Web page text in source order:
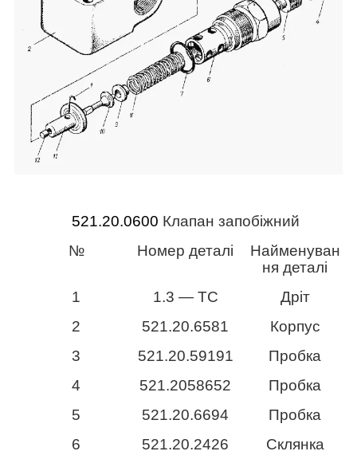
521.20.0600 Клапан запобіжний
№
Номер деталі
Найменуван
ня деталі
1
1.3 ― ТС
Дріт
2
521.20.6581
Корпус
3
521.20.59191
Пробка
4
521.2058652
Пробка
5
521.20.6694
Пробка
6
521.20.2426 Склянка